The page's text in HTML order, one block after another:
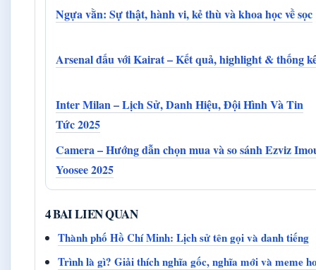
Ngựa vằn: Sự thật, hành vi, kẻ thù và khoa học về sọc
Arsenal đấu với Kairat – Kết quả, highlight & thống
Inter Milan – Lịch Sử, Danh Hiệu, Đội Hình Và Tin
Tức 2025
Camera – Hướng dẫn chọn mua và so sánh Ezviz
Yoosee 2025
4 BAI LIEN QUAN
Thành phố Hồ Chí Minh: Lịch sử tên gọi và danh tiếng
Trình là gì? Giải thích nghĩa gốc, nghĩa mới và meme